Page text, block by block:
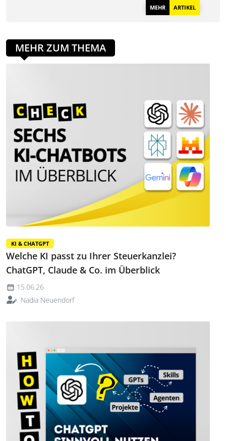
MEHR ARTIKEL
MEHR ZUM THEMA
KI & CHATGPT
Welche KI passt zu Ihrer Steuerkanzlei?
ChatGPT, Claude & Co. im Überblick
15.06.26
Nadia Neuendorf